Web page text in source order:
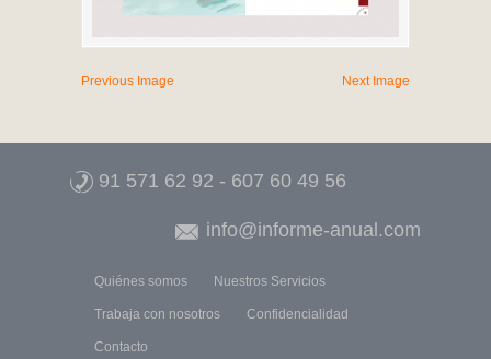
Previous Image Next Image
91 571 62 92 - 607 60 49 56
info@informe-anual.com
Quiénes somos Nuestros Servicios
Trabaja con nosotros Confidencialidad
Contacto